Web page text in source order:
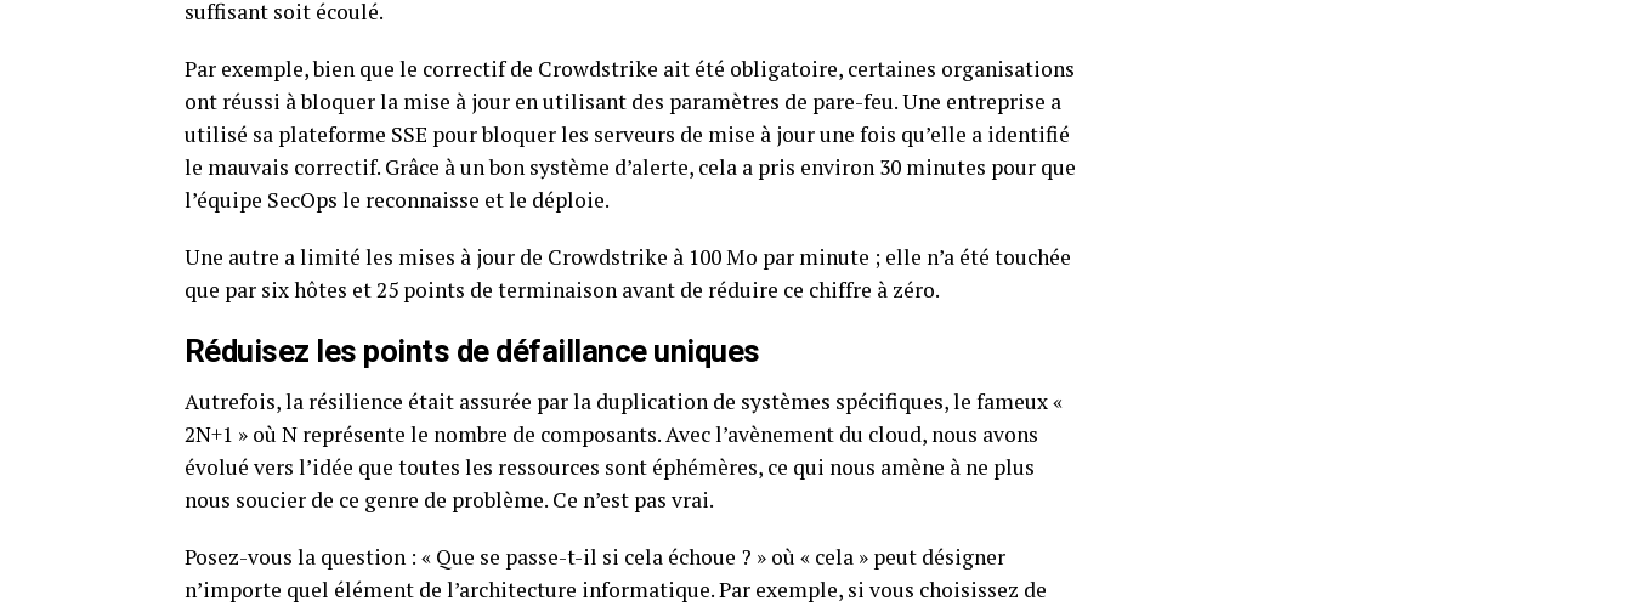
suffisant soit écoulé.
Par exemple, bien que le correctif de Crowdstrike ait été obligatoire, certaines organisations
ont réussi à bloquer la mise à jour en utilisant des paramètres de pare-feu. Une entreprise a
utilisé sa plateforme SSE pour bloquer les serveurs de mise à jour une fois qu’elle a identifié
le mauvais correctif. Grâce à un bon système d’alerte, cela a pris environ 30 minutes pour que
l’équipe SecOps le reconnaisse et le déploie.
Une autre a limité les mises à jour de Crowdstrike à 100 Mo par minute ; elle n’a été touchée
que par six hôtes et 25 points de terminaison avant de réduire ce chiffre à zéro.
Réduisez les points de défaillance uniques
Autrefois, la résilience était assurée par la duplication de systèmes spécifiques, le fameux «
2N+1 » où N représente le nombre de composants. Avec l’avènement du cloud, nous avons
évolué vers l’idée que toutes les ressources sont éphémères, ce qui nous amène à ne plus
nous soucier de ce genre de problème. Ce n’est pas vrai.
Posez-vous la question : « Que se passe-t-il si cela échoue ? » où « cela » peut désigner
n’importe quel élément de l’architecture informatique. Par exemple, si vous choisissez de